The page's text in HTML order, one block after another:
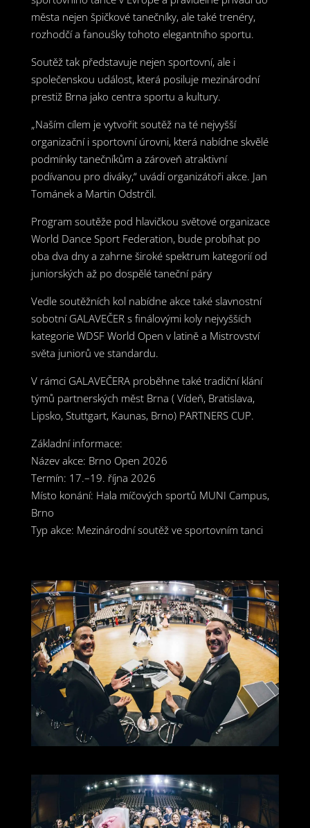
města nejen špičkové tanečníky, ale také trenéry,
rozhodčí a fanoušky tohoto elegantního sportu.
Soutěž tak představuje nejen sportovní, ale i
společenskou událost, která posiluje mezinárodní
prestiž Brna jako centra sportu a kultury.
„Naším cílem je vytvořit soutěž na té nejvyšší
organizační i sportovní úrovni, která nabídne skvělé
podmínky tanečníkům a zároveň atraktivní
podívanou pro diváky,“ uvádí organizátoři akce. Jan
Tománek a Martin Odstrčil.
Program soutěže pod hlavičkou světové organizace
World Dance Sport Federation, bude probíhat po
oba dva dny a zahrne široké spektrum kategorií od
juniorských až po dospělé taneční páry
Vedle soutěžních kol nabídne akce také slavnostní
sobotní GALAVEČER s finálovými koly nejvyšších
kategorie WDSF World Open v latině a Mistrovství
světa juniorů ve standardu.
V rámci GALAVEČERA proběhne také tradiční klání
týmů partnerských měst Brna ( Vídeň, Bratislava,
Lipsko, Stuttgart, Kaunas, Brno) PARTNERS CUP.
Základní informace:
Název akce: Brno Open 2026
Termín: 17.–19. října 2026
Místo konání: Hala míčových sportů MUNI Campus,
Brno
Typ akce: Mezinárodní soutěž ve sportovním tanci